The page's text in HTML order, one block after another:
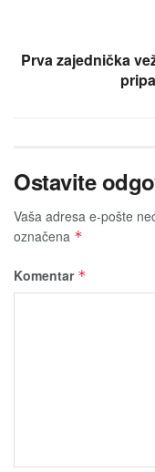
Prva zajednička
Ostavite
Vaša adresa e-pošte
označena *
Komentar *